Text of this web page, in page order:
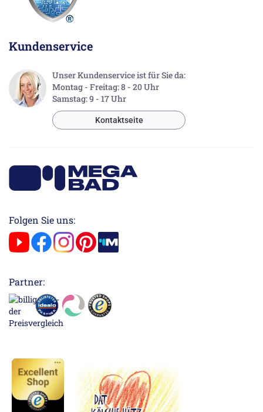
Kundenservice
Unser Kundenservice ist für Sie da:
Montag - Freitag: 8 - 20 Uhr
Samstag: 9 - 17 Uhr
Kontaktseite
Folgen Sie uns:
Partner: